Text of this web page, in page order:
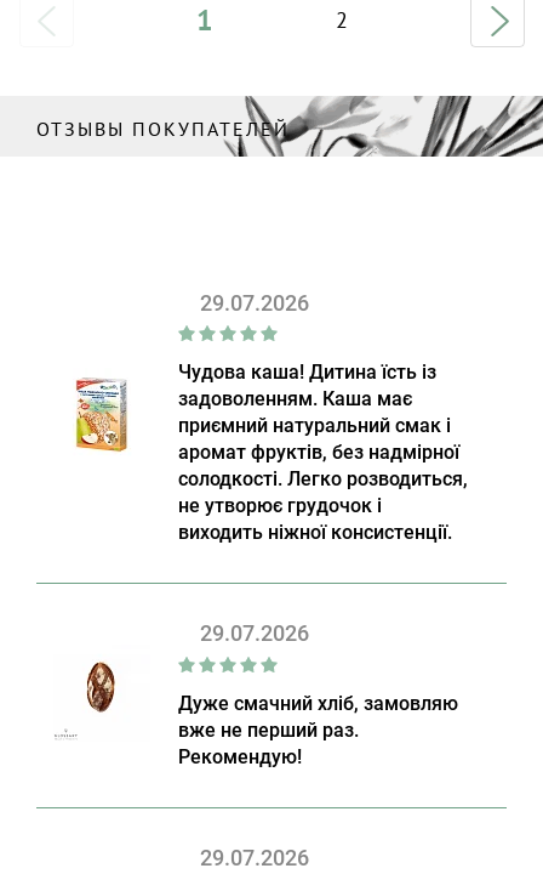
1 2
ОТЗЫВЫ ПОКУПАТЕЛЕЙ
29.07.2026
Чудова каша! Дитина їсть із
задоволенням. Каша має
приємний натуральний смак і
аромат фруктів, без надмірної
солодкості. Легко розводиться,
не утворює грудочок і
виходить ніжної консистенції.
29.07.2026
Дуже смачний хліб, замовляю
вже не перший раз.
Рекомендую!
29.07.2026